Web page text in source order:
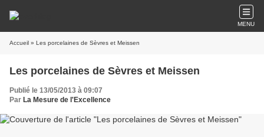
MENU
Accueil » Les porcelaines de Sèvres et Meissen
Les porcelaines de Sèvres et Meissen
Publié le 13/05/2013 à 09:07
Par La Mesure de l'Excellence